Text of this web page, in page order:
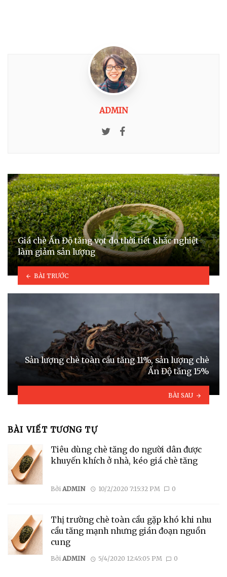
ADMIN
Twitter
Giá chè Ấn Độ tăng vọt do thời tiết khắc nghiệt
làm giảm sản lượng
BÀI TRƯỚC
Sản lượng chè toàn cầu tăng 11%, sản lượng chè
Ấn Độ tăng 15%
BÀI SAU
BÀI VIẾT TƯƠNG TỰ
Tiêu dùng chè tăng do người dân được
khuyến khích ở nhà, kéo giá chè tăng
Bởi ADMIN 10/2/2020 7:15:32 PM 0
Thị trường chè toàn cầu gặp khó khi nhu
cầu tăng mạnh nhưng gián đoạn nguồn
cung
Bởi ADMIN 5/4/2020 12:45:05 PM 0